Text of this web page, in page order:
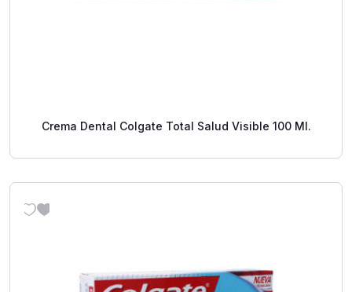
Crema Dental Colgate Total Salud Visible 100 Ml.